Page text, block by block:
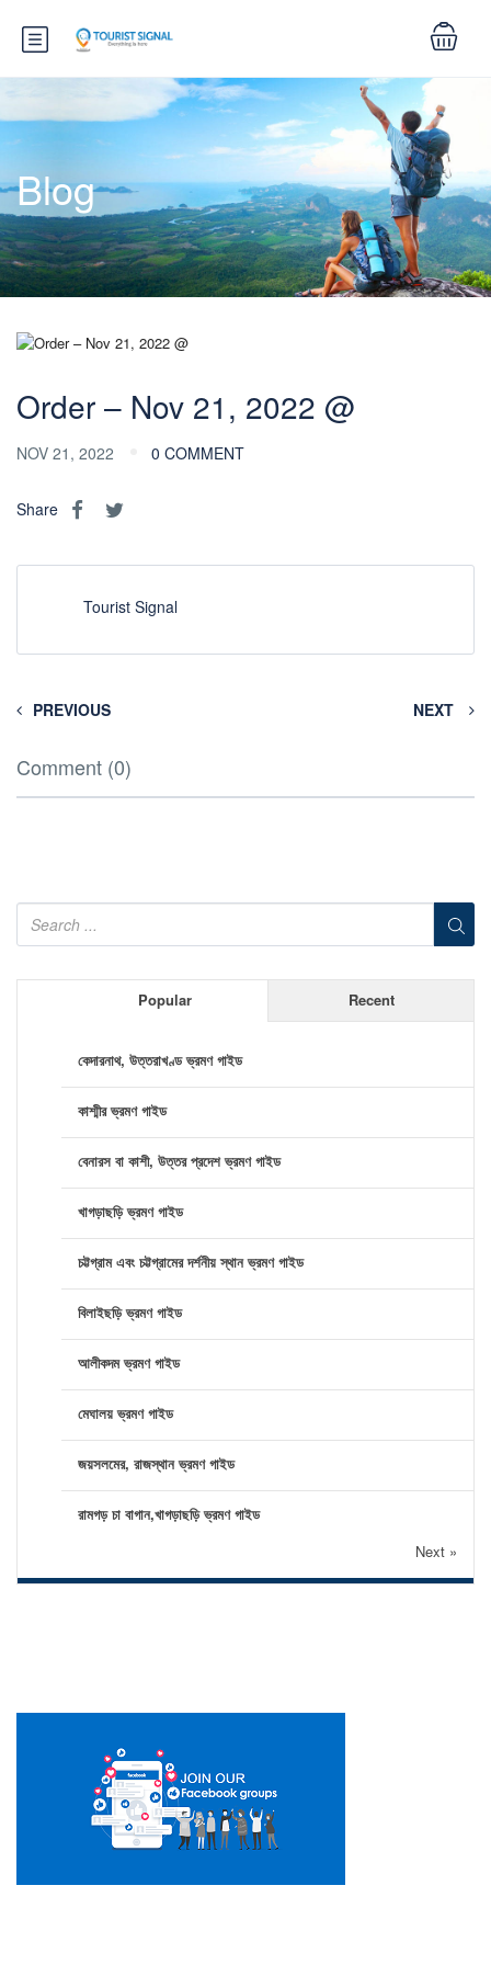
Blog
Order – Nov 21, 2022 @
NOV 21, 2022 0 COMMENT
Share
Tourist Signal
PREVIOUS NEXT
Comment (0)
Popular Recent
কেদারনাথ, উত্তরাখণ্ড ভ্রমণ গাইড
কাশ্মীর ভ্রমণ গাইড
বেনারস বা কাশী, উত্তর প্রদেশ ভ্রমণ গাইড
খাগড়াছড়ি ভ্রমণ গাইড
চট্টগ্রাম এবং চট্টগ্রামের দর্শনীয় স্থান ভ্রমণ গাইড
বিলাইছড়ি ভ্রমণ গাইড
আলীকদম ভ্রমণ গাইড
মেঘালয় ভ্রমণ গাইড
জয়সলমের, রাজস্থান ভ্রমণ গাইড
রামগড় চা বাগান,খাগড়াছড়ি ভ্রমণ গাইড
Next »